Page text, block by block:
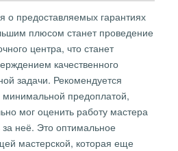
о предоставляемых гарантиях
плюсом станет проведение
центра, что станет
качественного
задачи. Рекомендуется
минимальной предоплатой,
мог оценить работу мастера
за неё. Это оптимальное
мастерской, которая еще